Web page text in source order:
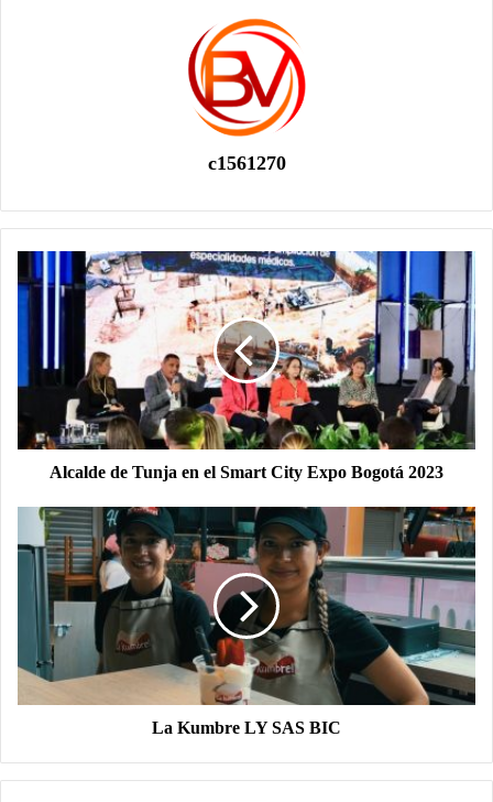
c1561270
Alcalde de Tunja en el Smart City Expo Bogotá 2023
La Kumbre LY SAS BIC